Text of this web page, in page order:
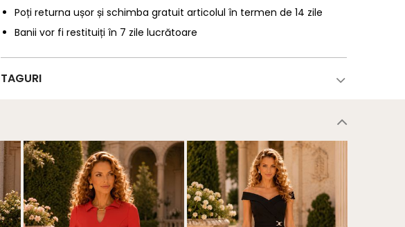
Poți returna ușor și schimba gratuit articolul în termen de 14 zile
Banii vor fi restituiți în 7 zile lucrătoare
TAGURI